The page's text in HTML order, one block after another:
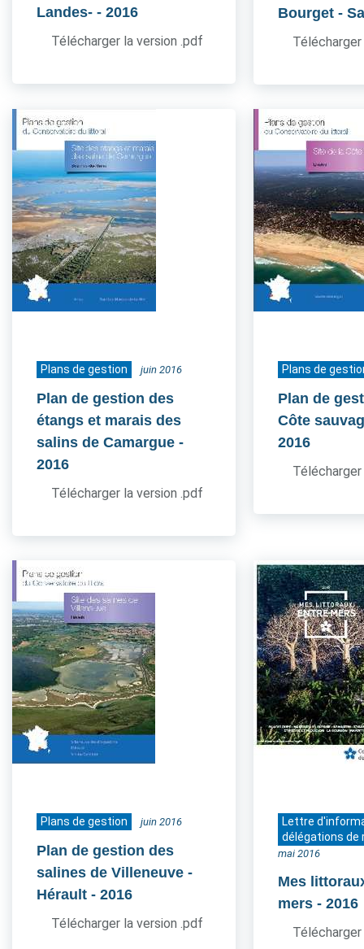
Landes- - 2016
Télécharger la version .pdf
Bourget -
Plans de gestion juin 2016
Plan de gestion des
étangs et marais des
salins de Camargue -
2016
Télécharger la version .pdf
Plans de
Plan de
Côte
2016
Plans de gestion juin 2016
Plan de gestion des
salines de Villeneuve -
Hérault - 2016
Télécharger la version .pdf
Lettre
délégations de
mai 2016
Mes
mers - 2016